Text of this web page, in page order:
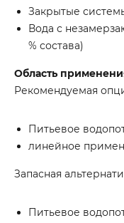
Закрытые
Вода с
% состава)
Область
Рекомендуемая
Питьевое
линейное
Запасная
Питьевое